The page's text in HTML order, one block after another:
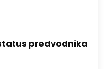
predvodnika